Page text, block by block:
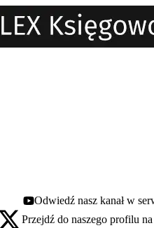
Youtube - otwiera się w nowej karcie
Odwiedź nasz kanał w
X - otwiera się w nowej karcie
Przejdź do naszego profilu